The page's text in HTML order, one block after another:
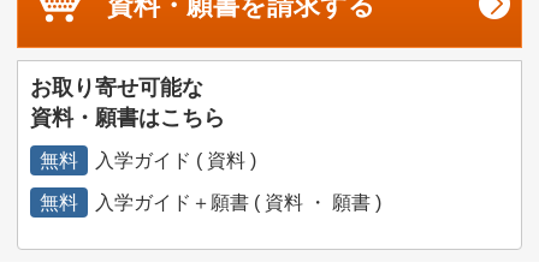
お取り寄せ可能な
資料・願書はこちら
無料 入学ガイド ( 資料 )
無料 入学ガイド＋願書 ( 資料 ・ 願書 )